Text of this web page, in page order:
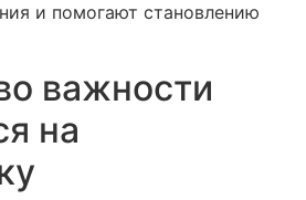
и помогают становлению
важности
на